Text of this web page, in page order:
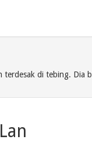
di tebing.